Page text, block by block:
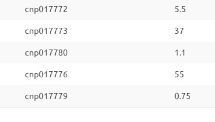
cnp017772 5.5
cnp017773 37
cnp017780 1.1
cnp017776 55
cnp017779 0.75